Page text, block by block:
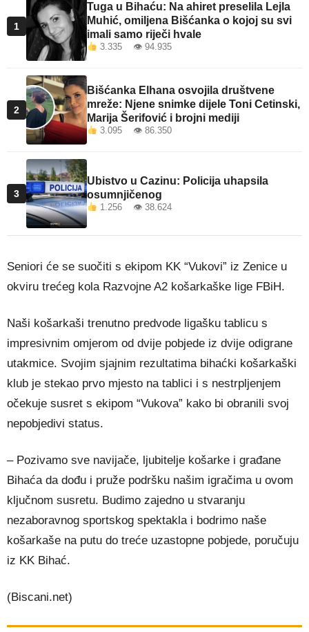
1
Tuga u Bihaću: Na ahiret preselila Lejla
Muhić, omiljena Bišćanka o kojoj su svi
imali samo riječi hvale
3.335 👁 94.935
2
Bišćanka Elhana osvojila društvene
mreže: Njene snimke dijele Toni Cetinski,
Marija Šerifović i brojni mediji
3.095 👁 86.350
3
Ubistvo u Cazinu: Policija uhapsila
osumnjičenog
1.256 👁 38.624
Seniori će se suočiti s ekipom KK “Vukovi” iz Zenice u
okviru trećeg kola Razvojne A2 košarkaške lige FBiH.
Naši košarkaši trenutno predvode ligašku tablicu s
impresivnim omjerom od dvije pobjede iz dvije odigrane
utakmice. Svojim sjajnim rezultatima bihaćki košarkaški
klub je stekao prvo mjesto na tablici i s nestrpljenjem
očekuje susret s ekipom “Vukova” kako bi obranili svoj
nepobjedivi status.
– Pozivamo sve navijače, ljubitelje košarke i građane
Bihaća da dođu i pruže podršku našim igračima u ovom
ključnom susretu. Budimo zajedno u stvaranju
nezaboravnog sportskog spektakla i bodrimo naše
košarkaše na putu do treće uzastopne pobjede, poručuju
iz KK Bihać.
(Biscani.net)